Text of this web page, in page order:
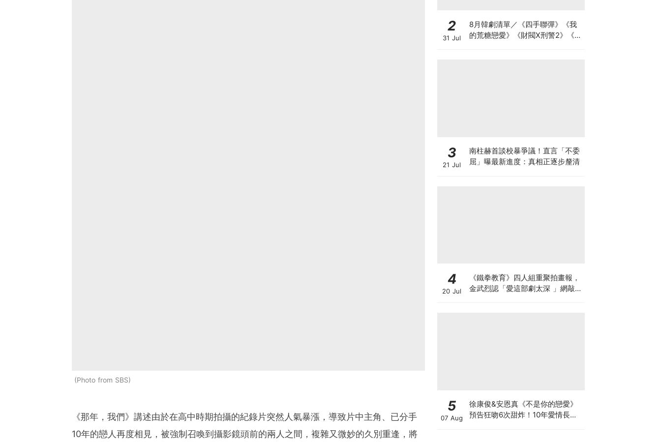
Photo from SBS
《那年，我們》講述由於在高中時期拍攝的紀錄片突然人氣暴漲，導致片中主角、已分手
10年的戀人再度相見，被強制召喚到攝影鏡頭前的兩人之間，複雜又微妙的久別重逢，將
2
31 Jul
8月韓劇清單／《四手聯彈》《我
的荒糖戀愛》《財閥X刑警2》《鼠
3
21 Jul
南柱赫首談校暴爭議！直言「不委
屈」曝最新進度：真相正逐步釐清
4
20 Jul
《鐵拳教育》四人組重聚拍畫報，
金武烈認「愛這部劇太深 」網敲：
5
07 Aug
徐康俊&安恩真《不是你的戀愛》
預告狂吻6次甜炸！10年愛情長跑